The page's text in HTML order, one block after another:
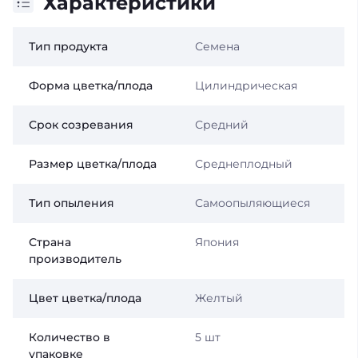
Тип продукта Семена
Форма цветка/плода Цилиндрическая
Срок созревания Средний
Размер цветка/плода Среднеплодный
Тип опыления Самоопыляющиеся
Страна
производитель
Япония
Цвет цветка/плода Желтый
Количество в
упаковке
5 шт